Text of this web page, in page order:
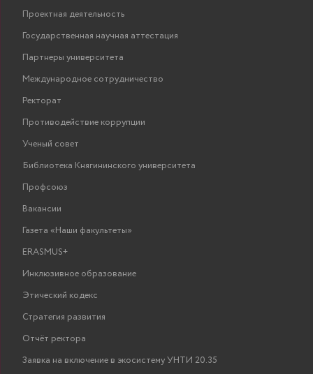
Проектная деятельность
Государственная научная аттестация
Партнеры университета
Международное сотрудничество
Ректорат
Противодействие коррупции
Ученый совет
Библиотека Княгининского университета
Профсоюз
Вакансии
Газета «Наши факультеты»
ERASMUS+
Инклюзивное образование
Этический кодекс
Стратегия развития
Отчёт ректора
Заявка на включение в экосистему УНТИ 20.35